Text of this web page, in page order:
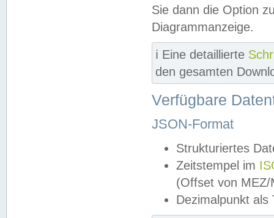
Sie dann die Option
Diagrammanzeige.
ℹ️ Eine detaillierte
den gesamten
Verfügbare
JSON-Format
Strukturiertes
Zeitstempel im
(Offset von MEZ/
Dezimalpunkt als